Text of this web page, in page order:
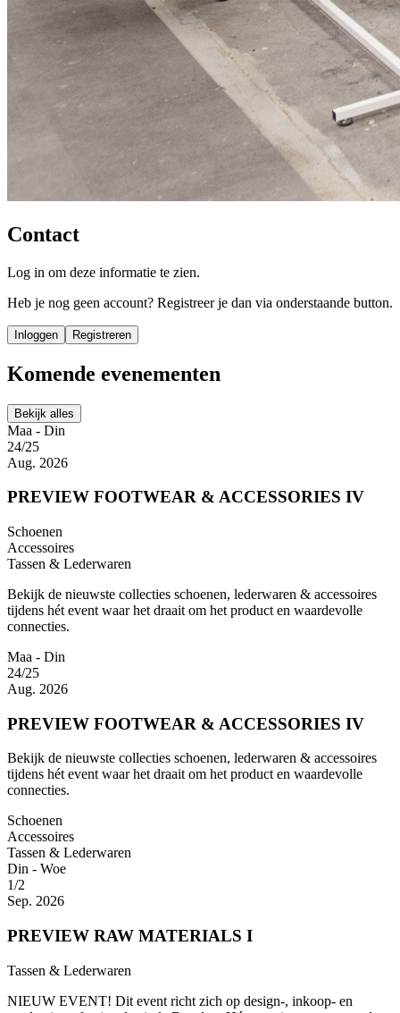
Contact
Log in om deze informatie te zien.
Heb je nog geen account? Registreer je dan via onderstaande button.
Inloggen Registreren
Komende evenementen
Bekijk alles
Maa - Din
24/25
Aug. 2026
PREVIEW FOOTWEAR & ACCESSORIES IV
Schoenen
Accessoires
Tassen & Lederwaren
Bekijk de nieuwste collecties schoenen, lederwaren & accessoires
tijdens hét event waar het draait om het product en waardevolle
connecties.
Maa - Din
24/25
Aug. 2026
PREVIEW FOOTWEAR & ACCESSORIES IV
Bekijk de nieuwste collecties schoenen, lederwaren & accessoires
tijdens hét event waar het draait om het product en waardevolle
connecties.
Schoenen
Accessoires
Tassen & Lederwaren
Din - Woe
1/2
Sep. 2026
PREVIEW RAW MATERIALS I
Tassen & Lederwaren
NIEUW EVENT! Dit event richt zich op design-, inkoop- en